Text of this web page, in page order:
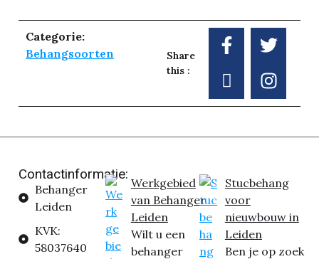
Categorie:
Behangsoorten
Share
this :
Contactinformatie:
Behanger
Leiden
KVK:
58037640
Werkgebied
van Behanger
Leiden
Wilt u een
behanger
Stucbehang
voor
nieuwbouw in
Leiden
Ben je op zoek